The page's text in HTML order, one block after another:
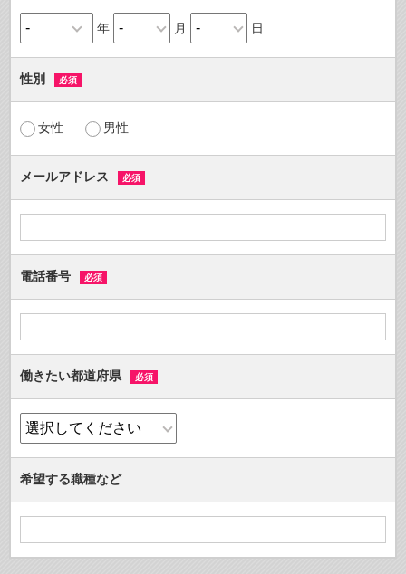
年 月 日
性別 必須
女性 男性
メールアドレス 必須
電話番号 必須
働きたい都道府県 必須
希望する職種など